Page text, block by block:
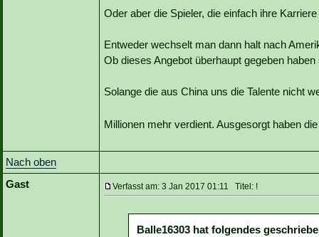
Oder aber die Spieler, die einfach ihre
Entweder wechselt man dann halt nach
Ob dieses Angebot überhaupt gegeben
Solange die aus China uns die Talente nicht
Millionen mehr verdient. Ausgesorgt haben
Nach oben
Gast
Verfasst am: 3 Jan 2017 01:11 Titel: !
Balle16303 hat folgendes